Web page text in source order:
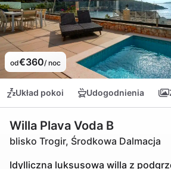
od€360/ noc
Układ pokoi Udogodnienia
Willa Plava Voda B
blisko Trogir, Środkowa Dalmacja
Idylliczna luksusowa willa z